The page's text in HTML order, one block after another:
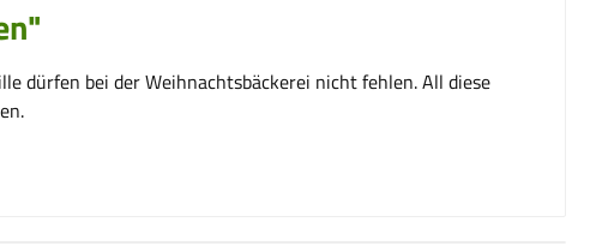
dürfen bei der Weihnachtsbäckerei nicht fehlen. All diese